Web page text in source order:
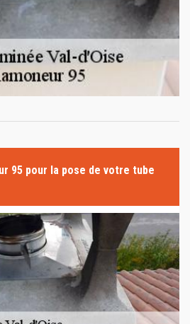
95 pour la pose de votre tube